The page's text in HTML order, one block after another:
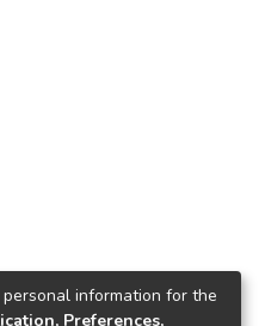
information for the
Preferences,